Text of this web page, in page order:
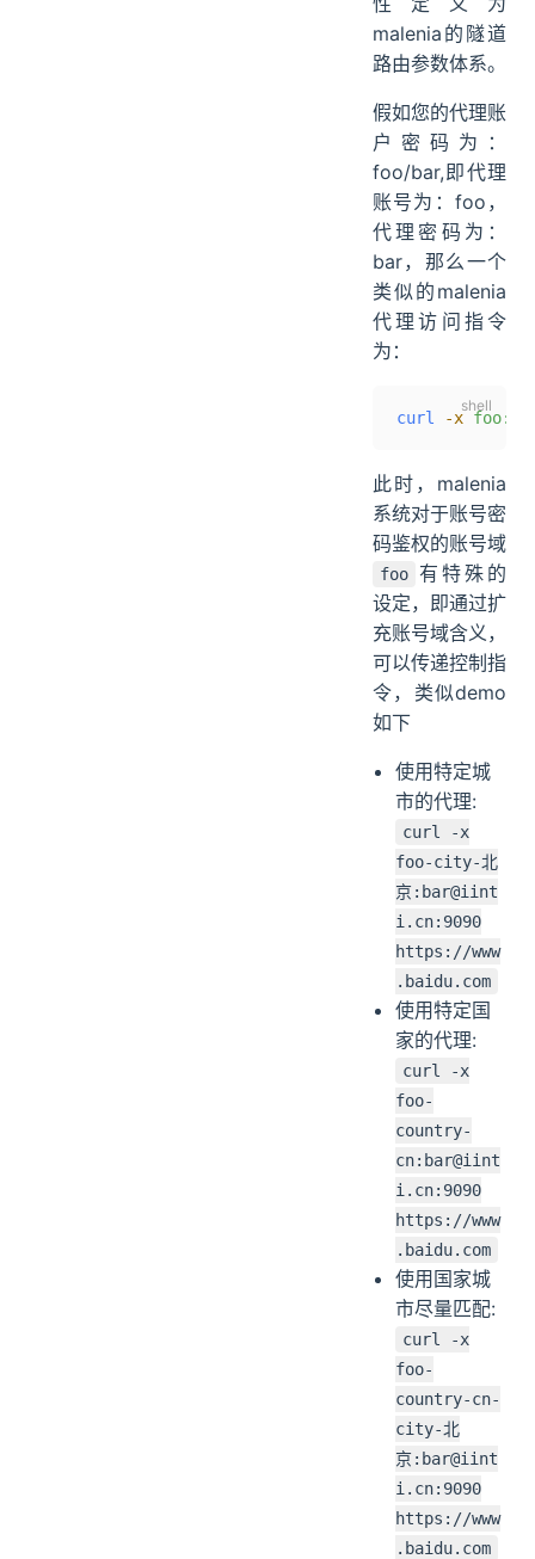
malenia的隧道
路由参数体系。
假如您的代理账
户密码为：
foo/bar,即代理
账号为：foo，
代理密码为：
bar，那么一个
类似的malenia
代理访问指令
为：
curl -x
此时，malenia
系统对于账号密
码鉴权的账号域
foo 有特殊的
设定，即通过扩
充账号域含义，
可以传递控制指
令，类似demo
如下
使用特定城
市的代理:
curl -x
foo-city-北
京:bar@iint
i.cn:9090
https://www
.baidu.com
使用特定国
家的代理:
curl -x
foo-
country-
cn:bar@iint
i.cn:9090
https://www
.baidu.com
使用国家城
市尽量匹配:
curl -x
foo-
country-cn-
city-北
京:bar@iint
i.cn:9090
https://www
.baidu.com